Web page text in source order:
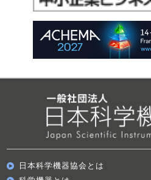
日本科学機器協会とは